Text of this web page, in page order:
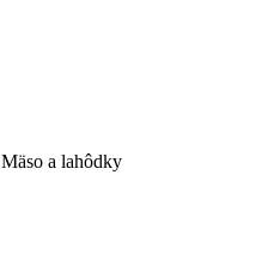
Mäso a lahôdky